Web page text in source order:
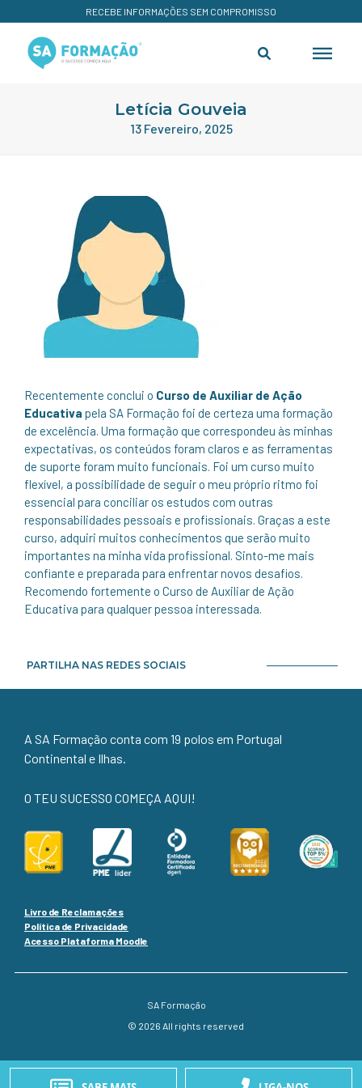
RECEBE INFORMAÇÕES SEM COMPROMISSO
Letícia Gouveia
13 Fevereiro, 2025
Recentemente conclui o Curso de Auxiliar de Ação
Educativa pela SA Formação foi de certeza uma formação
de excelência. Uma formação que correspondeu às minhas
expectativas, os conteúdos foram claros e as ferramentas
de suporte foram muito funcionais. Foi um curso muito
flexível, a possibilidade de seguir o meu próprio ritmo foi
essencial para conciliar os estudos com outras
responsabilidades pessoais e profissionais. Graças a este
curso, adquiri muitos conhecimentos que serão muito
importantes na minha vida profissional. Sinto-me mais
confiante e preparada para enfrentar novos desafios.
Recomendo fortemente o Curso de Auxiliar de Ação
Educativa para qualquer pessoa interessada.
PARTILHA NAS REDES SOCIAIS
A SA Formação conta com 19 polos em Portugal
Continental e Ilhas.
O TEU SUCESSO COMEÇA AQUI!
Livro de Reclamações
Política de Privacidade
Acesso Plataforma Moodle
SA Formação
© 2026 All rights reserved